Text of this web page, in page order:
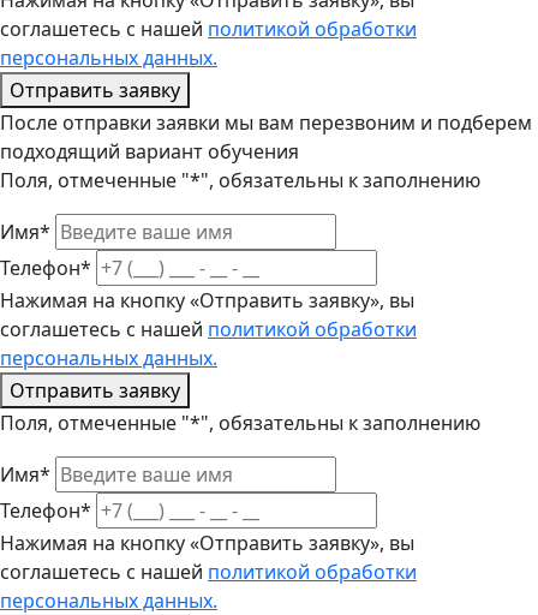
соглашетесь с нашей политикой обработки
персональных данных.
Отправить заявку
После отправки заявки мы вам перезвоним и подберем
подходящий вариант обучения
Поля, отмеченные "*", обязательны к заполнению
Имя*
Телефон*
Нажимая на кнопку «Отправить заявку», вы
соглашетесь с нашей политикой обработки
персональных данных.
Отправить заявку
Поля, отмеченные "*", обязательны к заполнению
Имя*
Телефон*
Нажимая на кнопку «Отправить заявку», вы
соглашетесь с нашей политикой обработки
персональных данных.